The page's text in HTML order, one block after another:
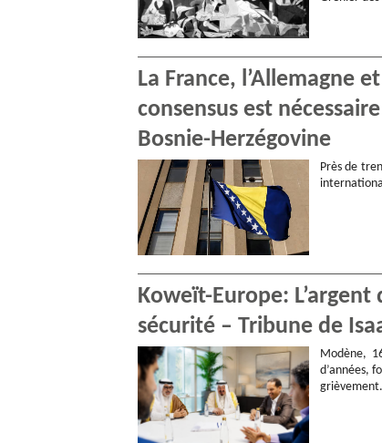
La France, l’Allemagne
consensus est
Bosnie-Herzégovine
Près de
Koweït-Europe:
sécurité – Tribune de
Modène,
d’années,